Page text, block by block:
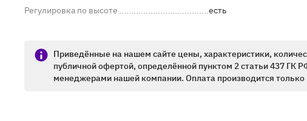
Регулировка по высоте
есть
Приведённые на нашем сайте цены, характеристики,
публичной офертой, определённой пунктом 2 статьи 437 ГК
менеджерами нашей компании. Оплата производится